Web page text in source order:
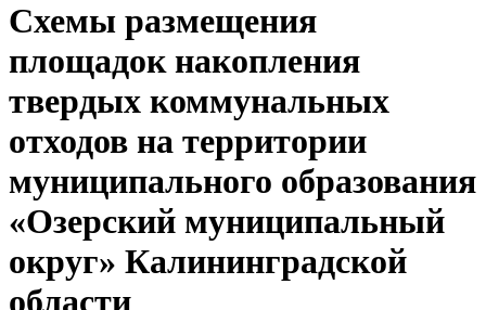
Схемы размещения
площадок накопления
твердых коммунальных
отходов на территории
муниципального образования
«Озерский муниципальный
округ» Калининградской
области